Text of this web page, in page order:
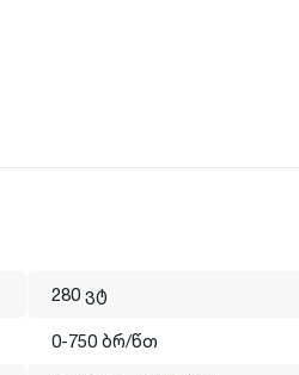
280 ვტ
0-750 ბრ/წთ